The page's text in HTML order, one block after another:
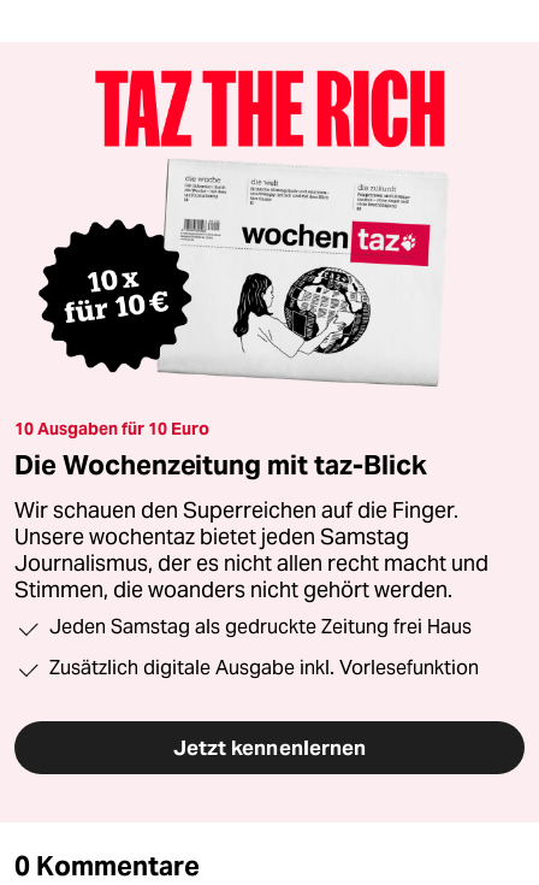
10 Ausgaben für 10 Euro
Die Wochenzeitung mit taz-Blick
Wir schauen den Superreichen auf die Finger.
Unsere wochentaz bietet jeden Samstag
Journalismus, der es nicht allen recht macht und
Stimmen, die woanders nicht gehört werden.
Jeden Samstag als gedruckte Zeitung frei Haus
Zusätzlich digitale Ausgabe inkl. Vorlesefunktion
Jetzt kennenlernen
0 Kommentare